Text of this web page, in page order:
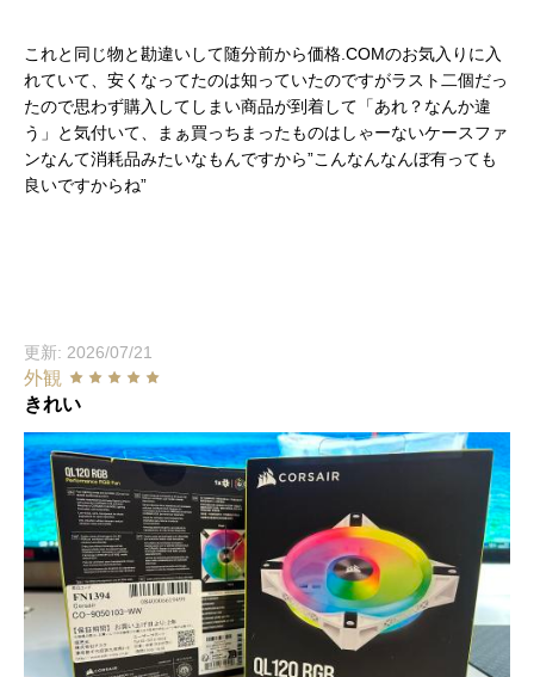
これと同じ物と勘違いして随分前から価格.COMのお気入りに入
れていて、安くなってたのは知っていたのですがラスト二個だっ
たので思わず購入してしまい商品が到着して「あれ？なんか違
う」と気付いて、まぁ買っちまったものはしゃーないケースファ
ンなんて消耗品みたいなもんですから”こんなんなんぼ有っても
良いですからね”
更新: 2026/07/21
外観
きれい